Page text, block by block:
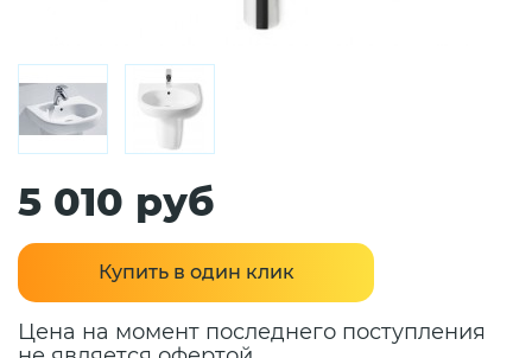
5 010 руб
Купить в один клик
Цена на момент последнего поступления